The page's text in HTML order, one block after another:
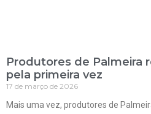
Produtores de Palmeira
pela primeira vez
17 de março de 2026
Mais uma vez, produtores de